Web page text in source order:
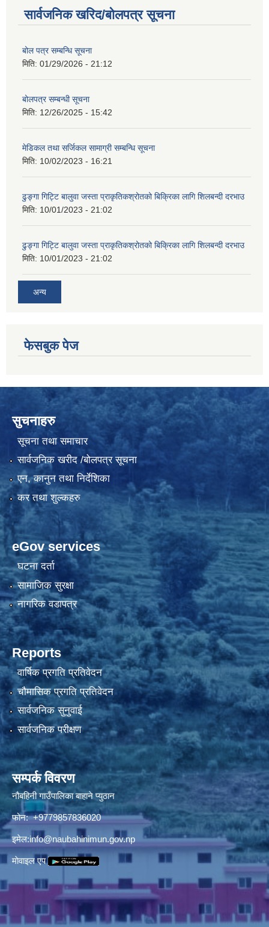
सार्वजनिक खरिद/बोलपत्र सूचना
बोल पत्र सम्बन्धि सूचना
मिति: 01/29/2026 - 21:12
बोलपत्र सम्बन्धी सूचना
मिति: 12/26/2025 - 15:42
मेडिकल तथा सर्जिकल सामाग्री सम्बन्धि सूचना
मिति: 10/02/2023 - 16:21
ढुङ्गा गिट्टि बालुवा जस्ता प्राकृतिकश्रोतको बिक्रिका लागि शिलबन्दी दरभाउ
मिति: 10/01/2023 - 21:02
ढुङ्गा गिट्टि बालुवा जस्ता प्राकृतिकश्रोतको बिक्रिका लागि शिलबन्दी दरभाउ
मिति: 10/01/2023 - 21:02
अन्य
फेसबुक पेज
सुचनाहरु
सूचना तथा समाचार
सार्वजनिक खरीद /बोलपत्र सूचना
एन, कानुन तथा निर्देशिका
कर तथा शुल्कहरु
eGov services
घटना दर्ता
सामाजिक सुरक्षा
नागरिक वडापत्र
Reports
वार्षिक प्रगति प्रतिवेदन
चौमासिक प्रगति प्रतिवेदन
सार्वजनिक सुनुवाई
सार्वजनिक परीक्षण
सम्पर्क विवरण
नौबहिनी गाउँपालिका बाहाने प्युठान
फोन: +9779857836020
इमेल:info@naubahinimun.gov.np
माेवाइल एप